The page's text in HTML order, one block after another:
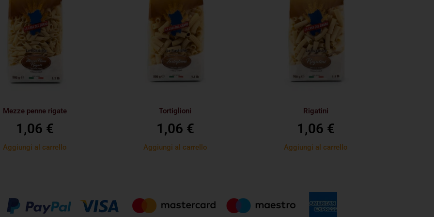
Mezze penne rigate
1,06 €
Aggiungi al carrello
Tortiglioni
1,06 €
Aggiungi al carrello
Rigatini
1,06 €
Aggiungi al carrello